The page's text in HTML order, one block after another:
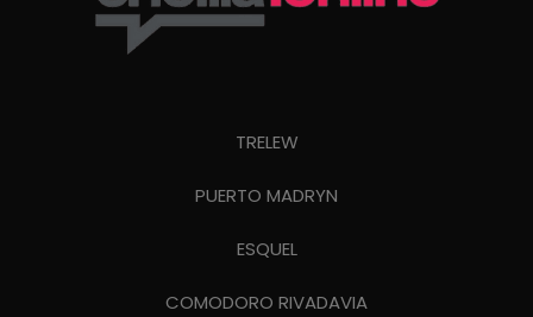
TRELEW
PUERTO MADRYN
ESQUEL
COMODORO RIVADAVIA